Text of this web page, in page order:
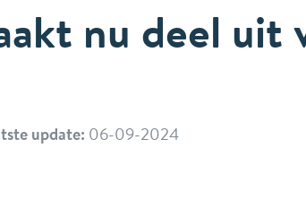
nu deel uit
update: 06-09-2024